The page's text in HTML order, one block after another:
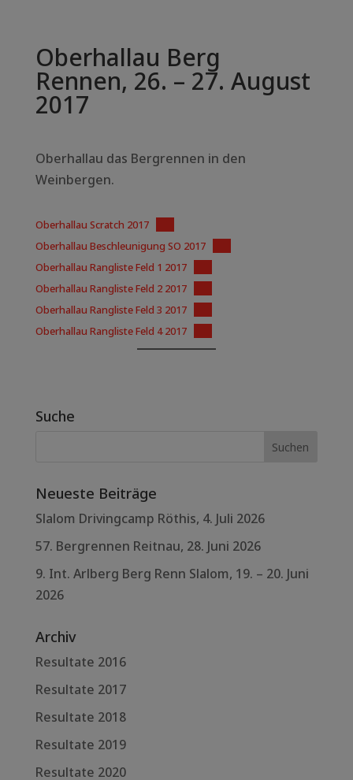
Oberhallau Berg
Rennen, 26. – 27. August
2017
Oberhallau das Bergrennen in den
Weinbergen.
Oberhallau Scratch 2017
Oberhallau Beschleunigung SO 2017
Oberhallau Rangliste Feld 1 2017
Oberhallau Rangliste Feld 2 2017
Oberhallau Rangliste Feld 3 2017
Oberhallau Rangliste Feld 4 2017
Suche
Neueste Beiträge
Slalom Drivingcamp Röthis, 4. Juli 2026
57. Bergrennen Reitnau, 28. Juni 2026
9. Int. Arlberg Berg Renn Slalom, 19. – 20. Juni
2026
Archiv
Resultate 2016
Resultate 2017
Resultate 2018
Resultate 2019
Resultate 2020